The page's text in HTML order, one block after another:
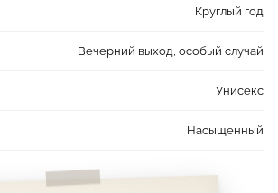
Круглый год
Вечерний выход, особый случай
Унисекс
Насыщенный